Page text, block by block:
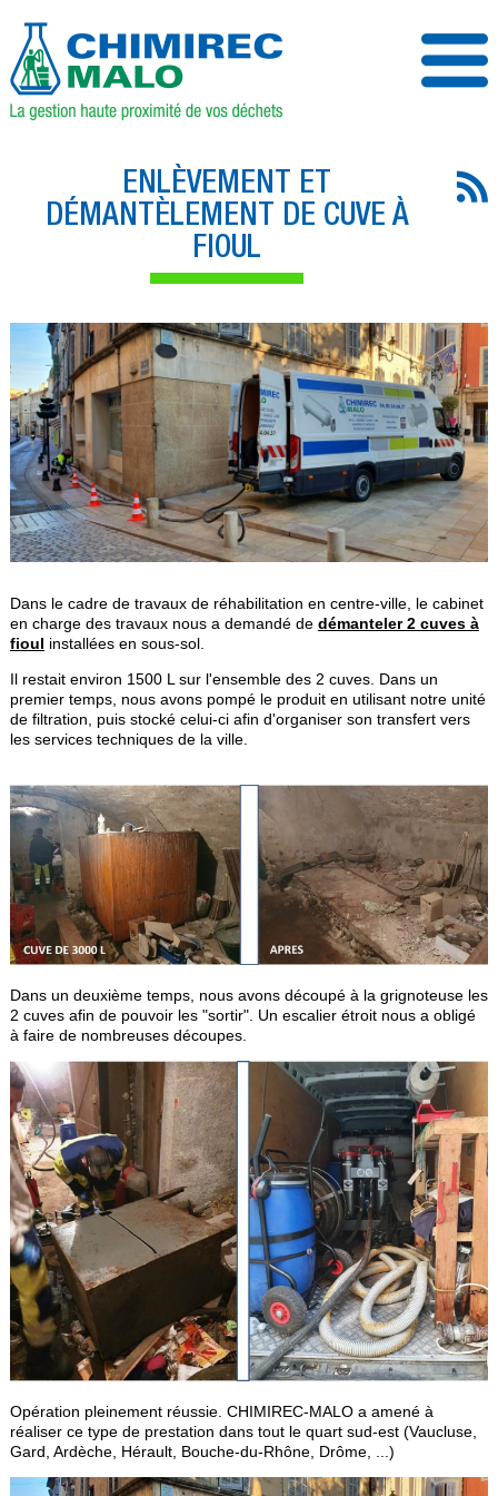
ENLÈVEMENT ET
DÉMANTÈLEMENT DE CUVE À
FIOUL
Dans le cadre de travaux de réhabilitation en centre-ville, le cabinet
en charge des travaux nous a demandé de démanteler 2 cuves à
fioul installées en sous-sol.
Il restait environ 1500 L sur l'ensemble des 2 cuves. Dans un
premier temps, nous avons pompé le produit en utilisant notre unité
de filtration, puis stocké celui-ci afin d'organiser son transfert vers
les services techniques de la ville.
Dans un deuxième temps, nous avons découpé à la grignoteuse les
2 cuves afin de pouvoir les "sortir". Un escalier étroit nous a obligé
à faire de nombreuses découpes.
Opération pleinement réussie. CHIMIREC-MALO a amené à
réaliser ce type de prestation dans tout le quart sud-est (Vaucluse,
Gard, Ardèche, Hérault, Bouche-du-Rhône, Drôme, ...)